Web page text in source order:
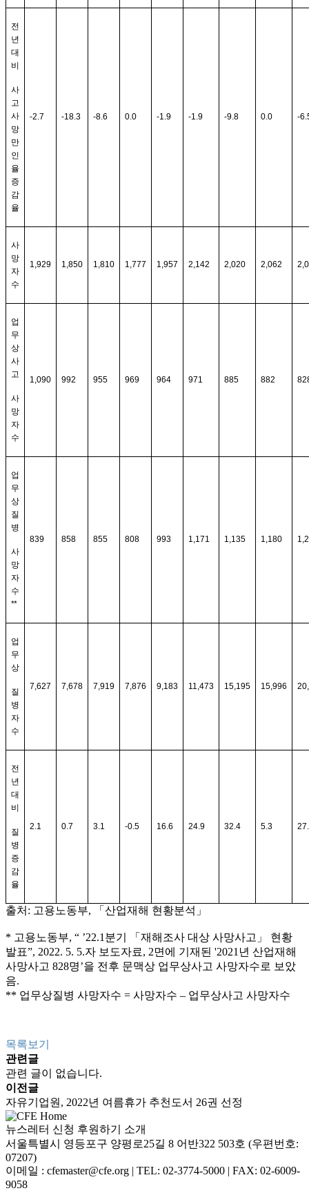
전
년
대
비
사
고
사
망
만
인
율
증
감
율
-2.7 -18.3 -8.6 0.0 -1.9 -1.9 -9.8 0.0 -
사
망
자
수
1,929 1,850 1,810 1,777 1,957 2,142 2,020 2,062
업
무
상
사
고
사
망
자
수
1,090 992 955 969 964 971 885 882
업
무
상
질
병
사
망
자
수
**
839 858 855 808 993 1,171 1,135 1,180
업
무
상
질
병
자
수
7,627 7,678 7,919 7,876 9,183 11,473 15,195 15,996
전
년
대
비
질
병
증
감
율
2.1 0.7 3.1 -0.5 16.6 24.9 32.4 5.3
출처: 고용노동부, 「산업재해 현황분석」
* 고용노동부, “ ’22.1분기 「재해조사 대상 사망사고」 현황
발표”, 2022. 5. 5.자 보도자료, 2면에 기재된 '2021년 산업재해
사망사고 828명’을 전후 문맥상 업무상사고 사망자수로 보았
음.
** 업무상질병 사망자수 = 사망자수 – 업무상사고 사망자수
목록보기
관련글
관련 글이 없습니다.
이전글
자유기업원, 2022년 여름휴가 추천도서 26권 선정
뉴스레터 신청 후원하기
소개
서울특별시 영등포구 양평로25길 8 어반322 503호 (우편번호:
07207)
이메일 : cfemaster@cfe.org | TEL: 02-3774-5000 | FAX: 02-6009-
9058